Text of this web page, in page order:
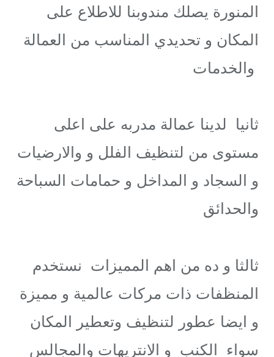
المنورة يصلك مندوبنا للاطلاع على
المكان و تحديدي المناسب من العمالة
والخدمات
ثانيا لدينا عمالة مدربه على اعلى
مستوى من لتنظيف الفلل و والارضيات
و السجاد و المداخل و حمامات السباحة
والحدائق
ثالثا و ده من اهم المميزات نستخدم
المنظفات ذات مركات عالمية و مميزة
و ايضا عطور لتنظيف وتعطير المكان
سواء الكنب و الانتريهات والمجالس